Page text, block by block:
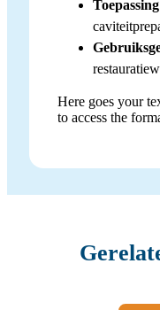
Here goes your
to access the